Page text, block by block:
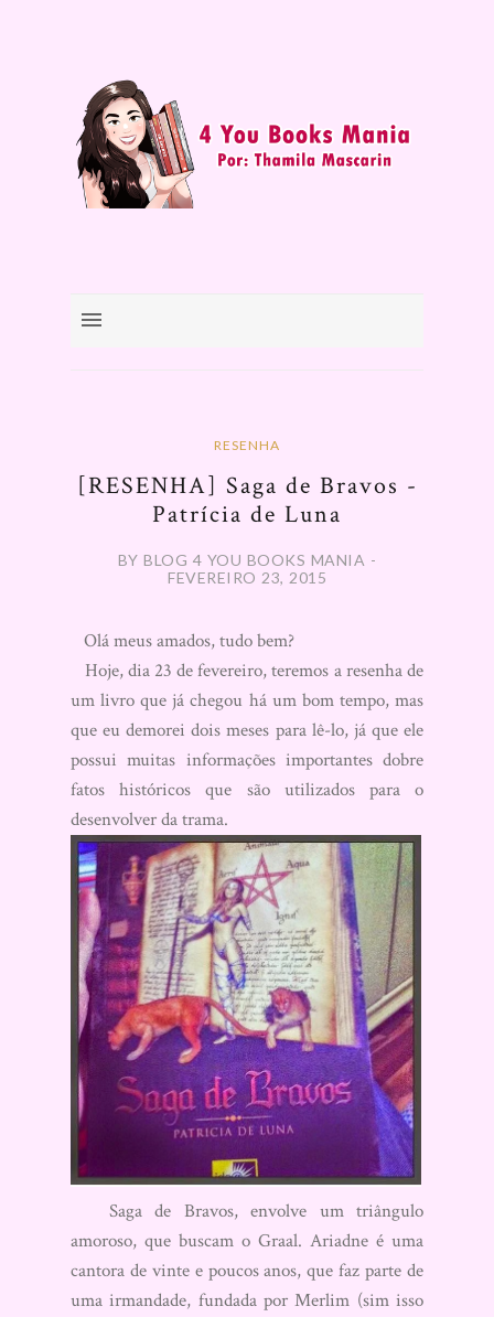
RESENHA
[RESENHA] Saga de Bravos -
Patrícia de Luna
BY BLOG 4 YOU BOOKS MANIA -
FEVEREIRO 23, 2015
Olá meus amados, tudo bem?
Hoje, dia 23 de fevereiro, teremos a resenha de
um livro que já chegou há um bom tempo, mas
que eu demorei dois meses para lê-lo, já que ele
possui muitas informações importantes dobre
fatos históricos que são utilizados para o
desenvolver da trama.
Saga de Bravos, envolve um triângulo
amoroso, que buscam o Graal. Ariadne é uma
cantora de vinte e poucos anos, que faz parte de
uma irmandade, fundada por Merlim (sim isso